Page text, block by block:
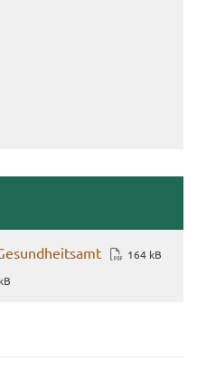
164 kB